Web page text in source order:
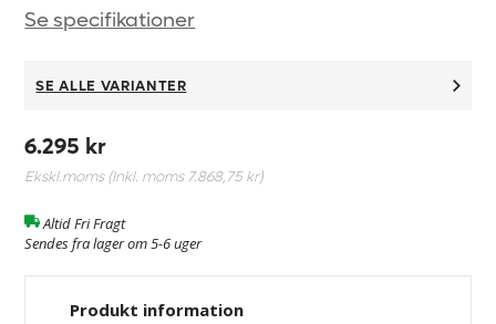
Se specifikationer
SE ALLE VARIANTER
6.295 kr
Ekskl.moms (Inkl. moms 7.868,75 kr)
Altid Fri Fragt
Sendes fra lager om 5-6 uger
Produkt information